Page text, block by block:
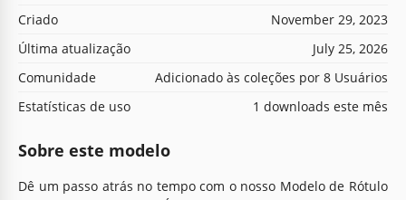
Criado
November 29, 2023
Última atualização
July 25, 2026
Comunidade
Adicionado às coleções por 8 Usuários
Estatísticas de uso
1 downloads este mês
Sobre este modelo
Dê um passo atrás no tempo com o nosso Modelo de Rótulo